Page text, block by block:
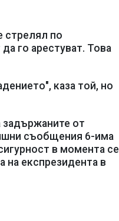
стрелял по
го арестуват. Това
каза той, но
от
съобщения 6-има
в момента се
на експрезидента в